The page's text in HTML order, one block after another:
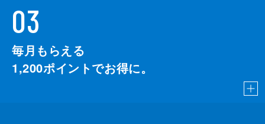
03
毎月もらえる
1,200ポイントでお得に。